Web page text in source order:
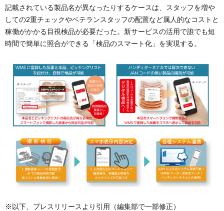
記載されている製品名が異なったりするケースは、スタッフを増や
しての2重チェックやベテランスタッフの配置など属人的なコストと
稼働がかかる目視検品が必要だった。新サービスの活用で誰でも短
時間で簡単に照合ができる「検品のスマート化」を実現する。
※以下、プレスリリースより引用（編集部で一部修正）